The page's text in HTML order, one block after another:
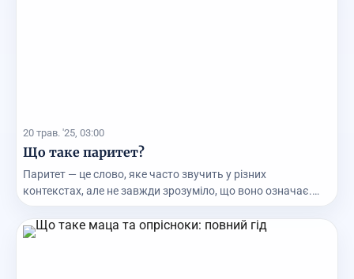
20 трав. '25, 03:00
Що таке паритет?
Паритет — це слово, яке часто звучить у різних
контекстах, але не завжди зрозуміло, що воно означає.